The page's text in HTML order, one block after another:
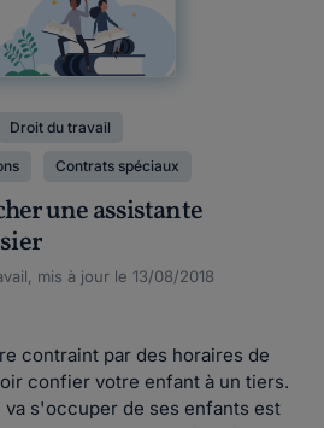
Droit du travail
Contrats spéciaux
une assistante
mis à jour le 13/08/2018
contraint par des horaires de
confier votre enfant à un tiers.
s'occuper de ses enfants est